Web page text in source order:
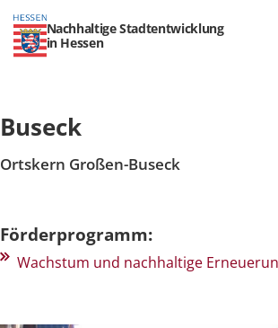
Nachhaltige Stadtentwicklung
in Hessen
Buseck
Ortskern Großen-Buseck
Förderprogramm:
Wachstum und nachhaltige